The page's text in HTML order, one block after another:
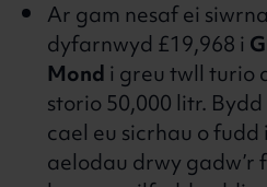
Ar gam nesaf ei
dyfarnwyd £19,968 i
Mondi greu twll turio
storio 50,000 litr.
cael eu sicrhau o
aelodau drwy